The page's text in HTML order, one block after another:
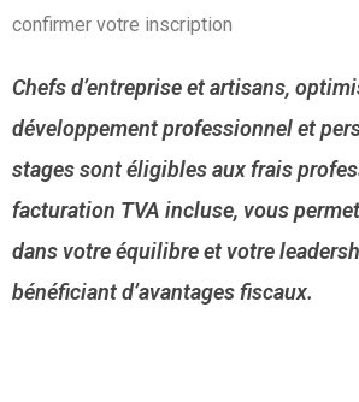
confirmer votre inscription
Chefs d’entreprise et artisans,
développement professionnel et
stages sont éligibles aux frais
facturation TVA incluse, vous
dans votre équilibre et votre
bénéficiant d’avantages fiscaux.